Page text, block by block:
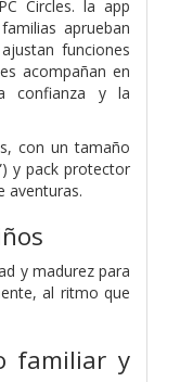
Circles. la app
aprueban
funciones
acompañan en
confianza y la
con un tamaño
y pack protector
aventuras.
y madurez para
al ritmo que
familiar y